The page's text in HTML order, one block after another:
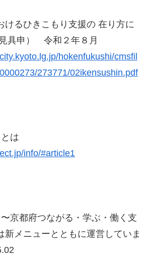
けるひきこもり支援の 在り方に
具申） 令和２年８月
hokenfukushi/cmsfil
273771/02ikensushin.pdf
は
info/#article1
〜京都府つながる・学ぶ・働く支
新メニューとともに運営していま